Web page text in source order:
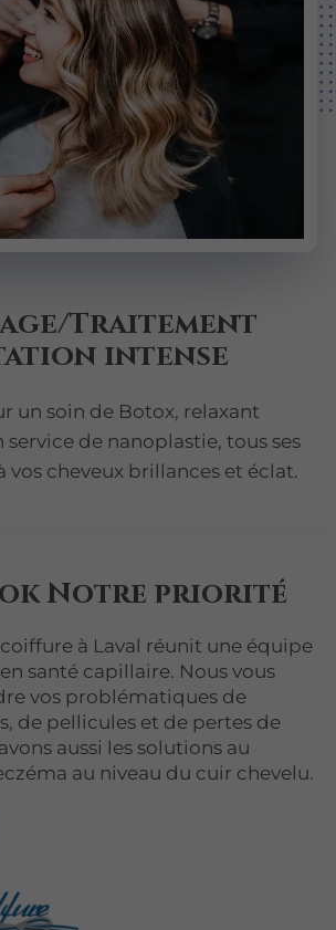
Traitement
intense
un soin de Botox, relaxant
de nanoplastie, tous ses
vos cheveux brillances et éclat.
Notre priorité
à Laval réunit une équipe
santé capillaire. Nous vous
vos problématiques de
de pellicules et de pertes de
aussi les solutions au
au niveau du cuir chevelu.